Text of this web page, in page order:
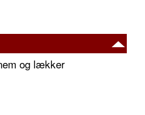
og lækker